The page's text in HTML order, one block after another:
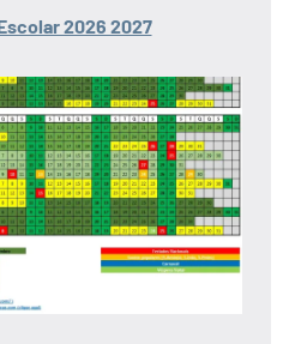
2026 2027